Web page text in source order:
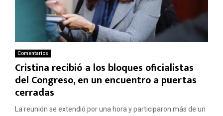
Comentarios
Cristina recibió a los bloques oficialistas
del Congreso, en un encuentro a puertas
cerradas
La reunión se extendió por una hora y participaron más de un